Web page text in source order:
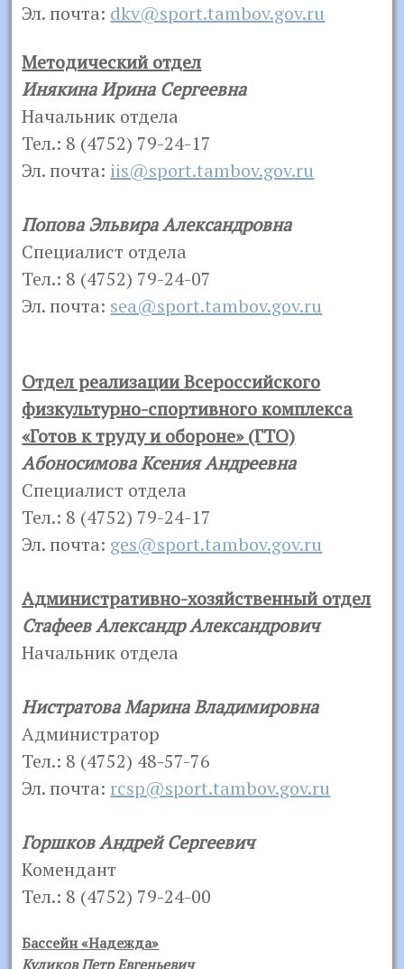
Эл. почта: dkv@sport.tambov.gov.ru
Методический отдел
Инякина Ирина Сергеевна
Начальник отдела
Тел.: 8 (4752) 79-24-17
Эл. почта: iis@sport.tambov.gov.ru
Попова Эльвира Александровна
Специалист отдела
Тел.: 8 (4752) 79-24-07
Эл. почта: sea@sport.tambov.gov.ru
Отдел реализации Всероссийского
физкультурно-спортивного комплекса
«Готов к труду и обороне» (ГТО)
Абоносимова Ксения Андреевна
Специалист отдела
Тел.: 8 (4752) 79-24-17
Эл. почта: ges@sport.tambov.gov.ru
Административно-хозяйственный отдел
Стафеев Александр Александрович
Начальник отдела
Нистратова Марина Владимировна
Администратор
Тел.: 8 (4752) 48-57-76
Эл. почта: rcsp@sport.tambov.gov.ru
Горшков Андрей Сергеевич
Комендант
Тел.: 8 (4752) 79-24-00
Бассейн «Надежда»
Куликов Петр Евгеньевич